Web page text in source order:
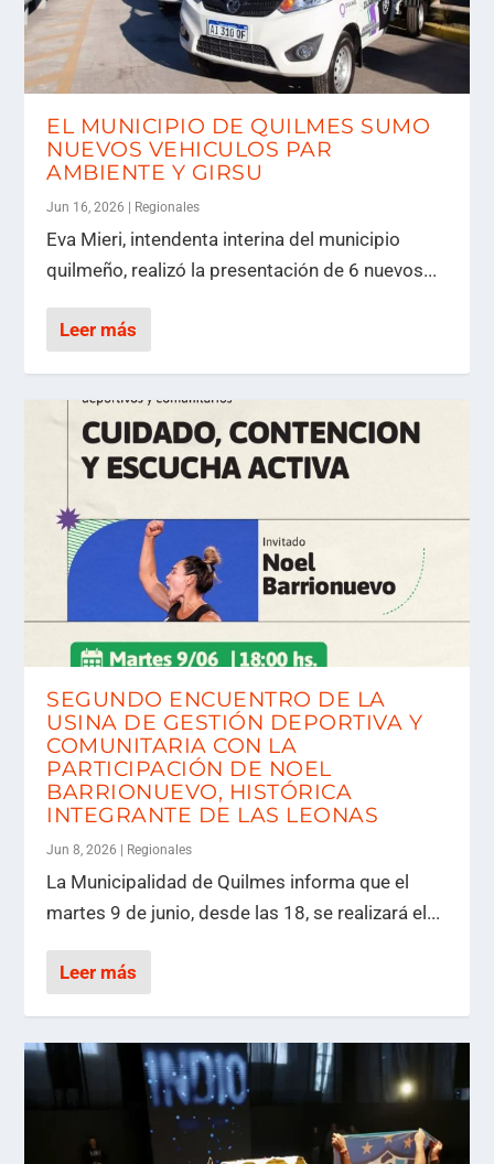
EL MUNICIPIO DE QUILMES SUMO
NUEVOS VEHICULOS PAR
AMBIENTE Y GIRSU
Jun 16, 2026 | Regionales
Eva Mieri, intendenta interina del municipio
quilmeño, realizó la presentación de 6 nuevos...
Leer más
SEGUNDO ENCUENTRO DE LA
USINA DE GESTIÓN DEPORTIVA Y
COMUNITARIA CON LA
PARTICIPACIÓN DE NOEL
BARRIONUEVO, HISTÓRICA
INTEGRANTE DE LAS LEONAS
Jun 8, 2026 | Regionales
La Municipalidad de Quilmes informa que el
martes 9 de junio, desde las 18, se realizará el...
Leer más